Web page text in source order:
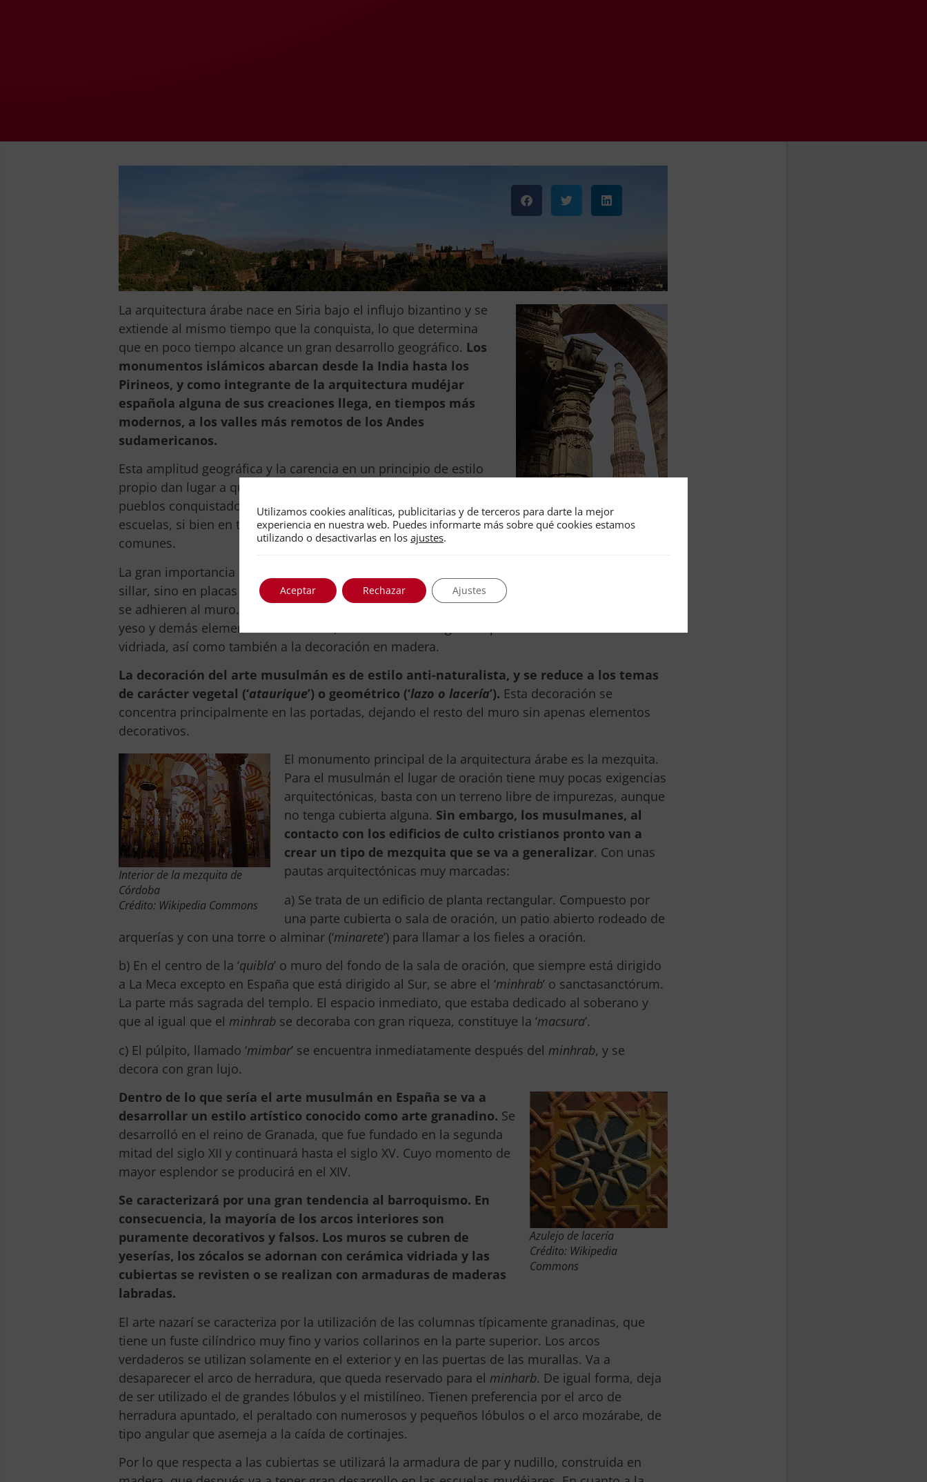
Mezquita de Delhi
Crédito: Wikipedia Commons
La arquitectura árabe nace en Siria bajo el influjo bizantino y se
extiende al mismo tiempo que la conquista, lo que determina
que en poco tiempo alcance un gran desarrollo geográfico. Los
monumentos islámicos abarcan desde la India hasta los
Pirineos, y como integrante de la arquitectura mudéjar
española alguna de sus creaciones llega, en tiempos más
modernos, a los valles más remotos de los Andes
sudamericanos.
Esta amplitud geográfica y la carencia en un principio de estilo
propio dan lugar a que el arte árabe se deje influir por los
pueblos conquistados. Esto motivará la existencia de diversas
escuelas, si bien en todas ellas comparten unas características
comunes.
La gran importancia de la decoración radica en que no se labra directamente en el mismo
sillar, sino en placas de tierra del mismo grosor o más frecuentemente en placas de yeso que
se adhieren al muro. Por otra parte se observa una tendencia a policromar los tableros de
yeso y demás elementos decorativos, concediendo una gran importancia a la cerámica
vidriada, así como también a la decoración en madera.
La decoración del arte musulmán es de estilo anti-naturalista, y se reduce a los temas
de carácter vegetal (‘ataurique’) o geométrico (‘lazo o lacería’). Esta decoración se
concentra principalmente en las portadas, dejando el resto del muro sin apenas elementos
decorativos.
Interior de la mezquita de
Córdoba
Crédito: Wikipedia Commons
El monumento principal de la arquitectura árabe es la mezquita.
Para el musulmán el lugar de oración tiene muy pocas exigencias
arquitectónicas, basta con un terreno libre de impurezas, aunque
no tenga cubierta alguna. Sin embargo, los musulmanes, al
contacto con los edificios de culto cristianos pronto van a
crear un tipo de mezquita que se va a generalizar. Con unas
pautas arquitectónicas muy marcadas:
a) Se trata de un edificio de planta rectangular. Compuesto por
una parte cubierta o sala de oración, un patio abierto rodeado de
arquerías y con una torre o alminar (‘minarete’) para llamar a los fieles a oración.
b) En el centro de la ‘quibla’ o muro del fondo de la sala de oración, que siempre está dirigido
a La Meca excepto en España que está dirigido al Sur, se abre el ‘minhrab’ o sanctasanctórum.
La parte más sagrada del templo. El espacio inmediato, que estaba dedicado al soberano y
que al igual que el minhrabse decoraba con gran riqueza, constituye la ‘macsura’.
c) El púlpito, llamado ‘mimbar’ se encuentra inmediatamente después del minhrab, y se
decora con gran lujo.
Azulejo de lacería
Crédito: Wikipedia
Commons
Dentro de lo que sería el arte musulmán en España se va a
desarrollar un estilo artístico conocido como arte granadino. Se
desarrolló en el reino de Granada, que fue fundado en la segunda
mitad del siglo XII y continuará hasta el siglo XV. Cuyo momento de
mayor esplendor se producirá en el XIV.
Se caracterizará por una gran tendencia al barroquismo. En
consecuencia, la mayoría de los arcos interiores son
puramente decorativos y falsos. Los muros se cubren de
yeserías, los zócalos se adornan con cerámica vidriada y las
cubiertas se revisten o se realizan con armaduras de maderas
labradas.
El arte nazarí se caracteriza por la utilización de las columnas típicamente granadinas, que
tiene un fuste cilíndrico muy fino y varios collarinos en la parte superior. Los arcos
verdaderos se utilizan solamente en el exterior y en las puertas de las murallas. Va a
desaparecer el arco de herradura, que queda reservado para el minharb. De igual forma, deja
de ser utilizado el de grandes lóbulos y el mistilíneo. Tienen preferencia por el arco de
herradura apuntado, el peraltado con numerosos y pequeños lóbulos o el arco mozárabe, de
tipo angular que asemeja a la caída de cortinajes.
Por lo que respecta a las cubiertas se utilizará la armadura de par y nudillo, construida en
Utilizamos cookies analíticas, publicitarias y de terceros para darte la mejor
experiencia en nuestra web. Puedes informarte más sobre qué cookies estamos
utilizando o desactivarlas en los ajustes.
Aceptar Rechazar Ajustes